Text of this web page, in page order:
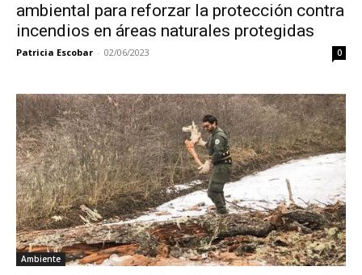
ambiental para reforzar la protección contra
incendios en áreas naturales protegidas
Patricia Escobar - 02/06/2023 0
Ambiente